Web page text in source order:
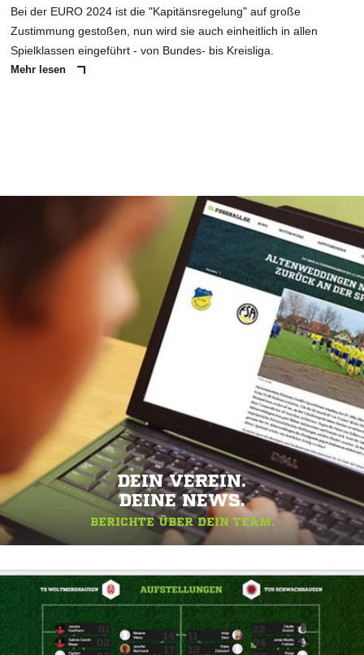
Bei der EURO 2024 ist die "Kapitänsregelung" auf große
Zustimmung gestoßen, nun wird sie auch einheitlich in allen
Spielklassen eingeführt - von Bundes- bis Kreisliga.
Mehr lesen
DEIN VEREIN.
DEINE NEWS.
BERICHTE ÜBER DEIN TEAM.